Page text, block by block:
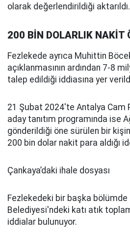
olarak değerlendirildiği aktarıldı.
200 BİN DOLARLIK NAKİT
Fezlekede ayrıca Muhittin
açıklanmasının ardından 7-8
talep edildiği iddiasına yer
21 Şubat 2024'te Antalya Cam
aday tanıtım programında ise
gönderildiği öne sürülen bir
200 bin dolar nakit para aldığı
Çankaya’daki ihale dosyası
Fezlekedeki bir başka bölümde
Belediyesi'ndeki katı atık
iddialar bulunuyor.